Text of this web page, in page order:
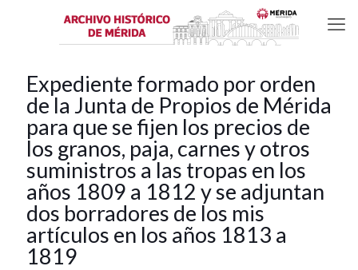
Expediente formado por orden
de la Junta de Propios de Mérida
para que se fijen los precios de
los granos, paja, carnes y otros
suministros a las tropas en los
años 1809 a 1812 y se adjuntan
dos borradores de los mis
artículos en los años 1813 a
1819